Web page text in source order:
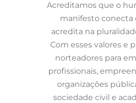
Acreditamos que o
manifesto conecta
acredita na
Com esses valores e
norteadores para
profissionais,
organizações
sociedade civil e